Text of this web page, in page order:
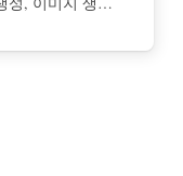
·자율주행 시스